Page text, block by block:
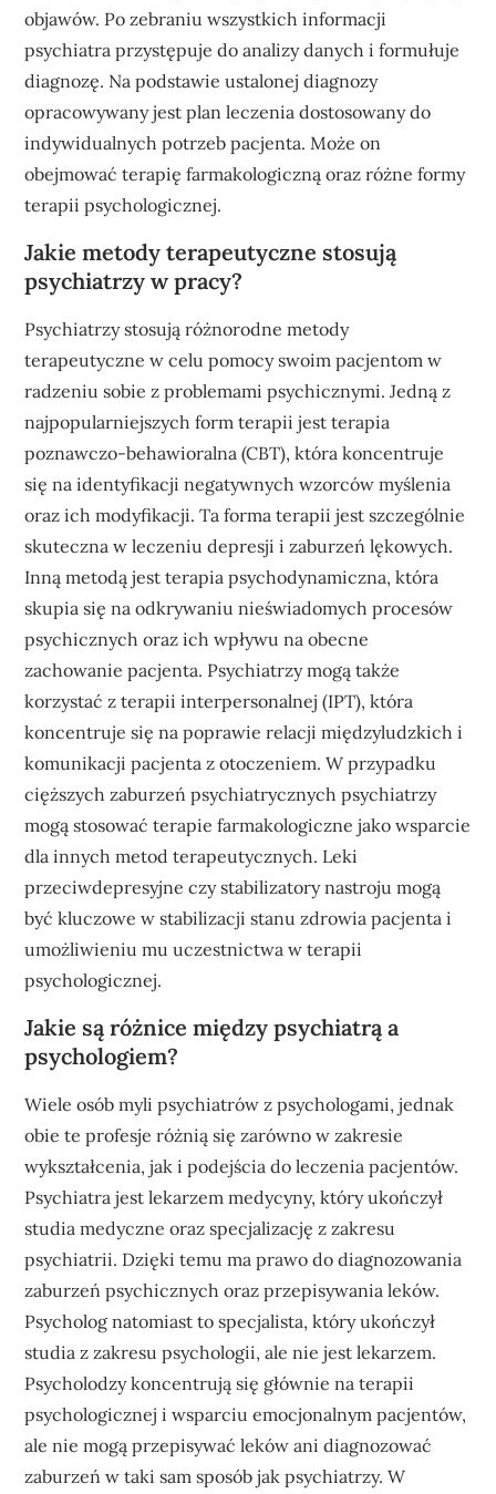
objawów. Po zebraniu wszystkich informacji
psychiatra przystępuje do analizy danych i formułuje
diagnozę. Na podstawie ustalonej diagnozy
opracowywany jest plan leczenia dostosowany do
indywidualnych potrzeb pacjenta. Może on
obejmować terapię farmakologiczną oraz różne formy
terapii psychologicznej.
Jakie metody terapeutyczne stosują
psychiatrzy w pracy?
Psychiatrzy stosują różnorodne metody
terapeutyczne w celu pomocy swoim pacjentom w
radzeniu sobie z problemami psychicznymi. Jedną z
najpopularniejszych form terapii jest terapia
poznawczo-behawioralna (CBT), która koncentruje
się na identyfikacji negatywnych wzorców myślenia
oraz ich modyfikacji. Ta forma terapii jest szczególnie
skuteczna w leczeniu depresji i zaburzeń lękowych.
Inną metodą jest terapia psychodynamiczna, która
skupia się na odkrywaniu nieświadomych procesów
psychicznych oraz ich wpływu na obecne
zachowanie pacjenta. Psychiatrzy mogą także
korzystać z terapii interpersonalnej (IPT), która
koncentruje się na poprawie relacji międzyludzkich i
komunikacji pacjenta z otoczeniem. W przypadku
cięższych zaburzeń psychiatrycznych psychiatrzy
mogą stosować terapie farmakologiczne jako wsparcie
dla innych metod terapeutycznych. Leki
przeciwdepresyjne czy stabilizatory nastroju mogą
być kluczowe w stabilizacji stanu zdrowia pacjenta i
umożliwieniu mu uczestnictwa w terapii
psychologicznej.
Jakie są różnice między psychiatrą a
psychologiem?
Wiele osób myli psychiatrów z psychologami, jednak
obie te profesje różnią się zarówno w zakresie
wykształcenia, jak i podejścia do leczenia pacjentów.
Psychiatra jest lekarzem medycyny, który ukończył
studia medyczne oraz specjalizację z zakresu
psychiatrii. Dzięki temu ma prawo do diagnozowania
zaburzeń psychicznych oraz przepisywania leków.
Psycholog natomiast to specjalista, który ukończył
studia z zakresu psychologii, ale nie jest lekarzem.
Psycholodzy koncentrują się głównie na terapii
psychologicznej i wsparciu emocjonalnym pacjentów,
ale nie mogą przepisywać leków ani diagnozować
zaburzeń w taki sam sposób jak psychiatrzy. W